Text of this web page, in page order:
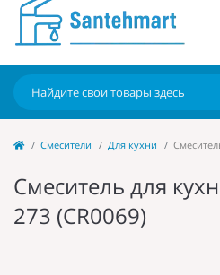
Cмесители Для кухни
Смеситель для
273 (CR0069)